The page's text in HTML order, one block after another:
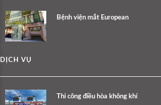
Bệnh viện mắt European
DỊCH VỤ
Thi công điều hòa không khí